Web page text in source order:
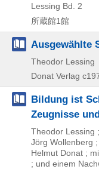
Lessing Bd. 2
所蔵館1館
Ausgewählte
Theodor Lessing
Donat Verlag
Bildung ist
Zeugnisse
Theodor Lessing
Jörg Wollenberg
Helmut Donat ;
; und einem